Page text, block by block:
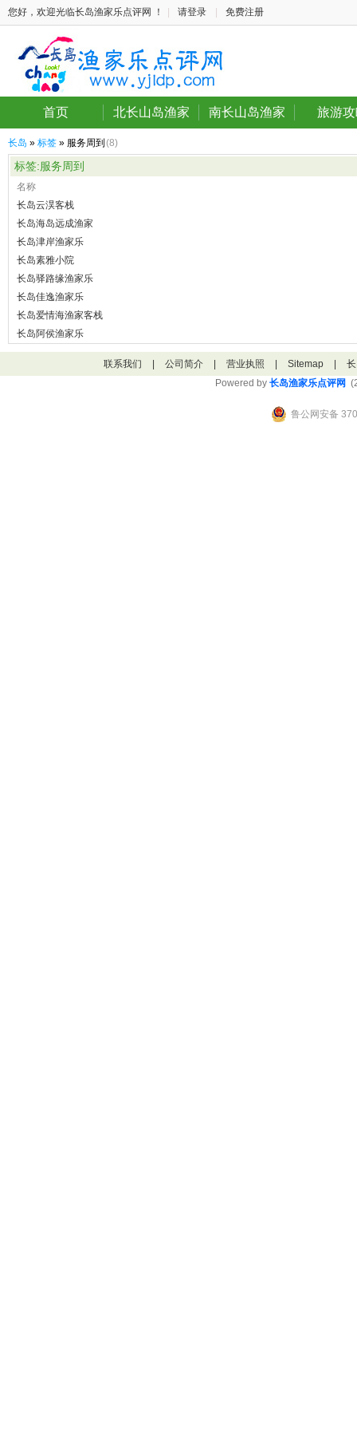
您好，欢迎光临长岛渔家乐点评网 ！ 请登录 免费注册
首页 北长山岛渔家 南长山岛渔家 旅游
长岛 » 标签 » 服务周到 (8)
标签:服务周到
名称
长岛云淏客栈
长岛海岛远成渔家
长岛津岸渔家乐
长岛素雅小院
长岛驿路缘渔家乐
长岛佳逸渔家乐
长岛爱情海渔家客栈
长岛阿侯渔家乐
联系我们 公司简介 营业执照 Sitemap
Powered by 长岛渔家乐点评网
鲁公网安备